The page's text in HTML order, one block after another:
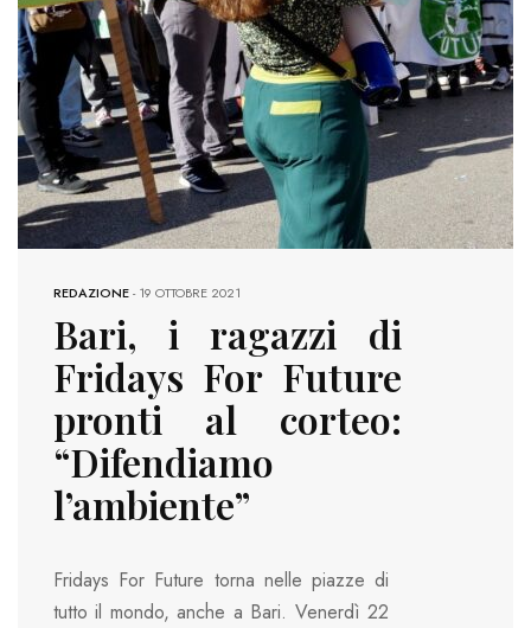
REDAZIONE-19 OTTOBRE 2021
Bari, i ragazzi di
Fridays For Future
pronti al corteo:
“Difendiamo
l’ambiente”
Fridays For Future torna nelle piazze di
tutto il mondo, anche a Bari. Venerdì 22